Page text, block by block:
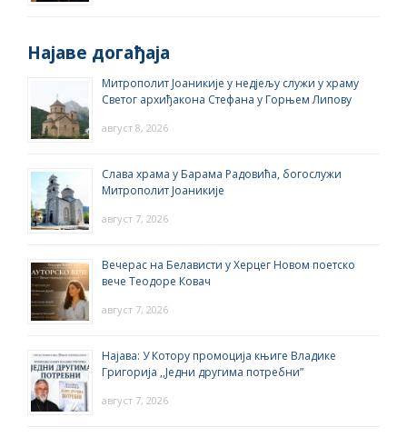
Најаве догађаја
Митрополит Јоаникије у недјељу служи у храму
Светог архиђакона Стефана у Горњем Липову
август 8, 2026
Слава храма у Барама Радовића, богослужи
Митрополит Јоаникије
август 7, 2026
Вечерас на Белависти у Херцег Новом поетско
вече Теодоре Ковач
август 7, 2026
Најава: У Котору промоција књиге Владике
Григорија ,,Једни другима потребни”
август 7, 2026